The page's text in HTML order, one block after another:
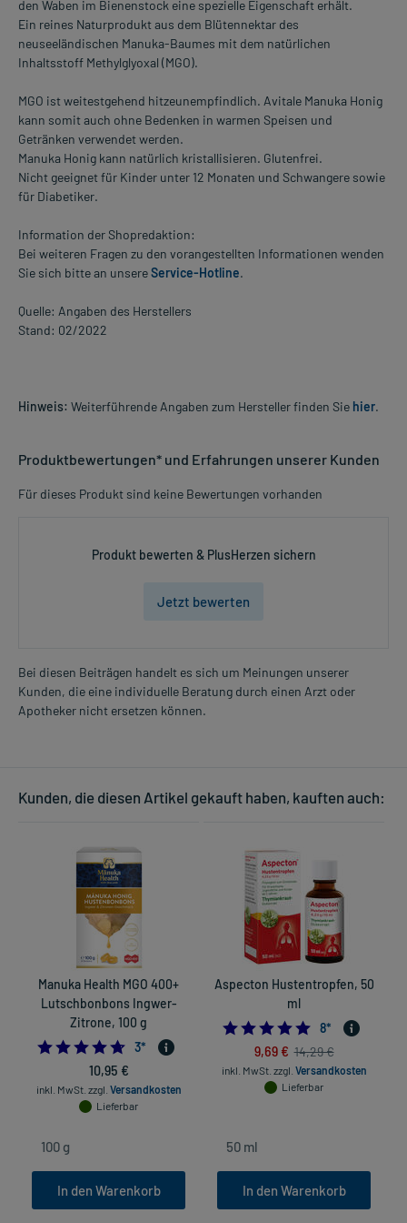
den Waben im Bienenstock eine spezielle Eigenschaft erhält.
Ein reines Naturprodukt aus dem Blütennektar des
neuseeländischen Manuka-Baumes mit dem natürlichen
Inhaltsstoff Methylglyoxal (MGO).
MGO ist weitestgehend hitzeunempfindlich. Avitale Manuka Honig
kann somit auch ohne Bedenken in warmen Speisen und
Getränken verwendet werden.
Manuka Honig kann natürlich kristallisieren. Glutenfrei.
Nicht geeignet für Kinder unter 12 Monaten und Schwangere sowie
für Diabetiker.
Information der Shopredaktion:
Bei weiteren Fragen zu den vorangestellten Informationen wenden
Sie sich bitte an unsereService-Hotline.
Quelle: Angaben des Herstellers
Stand: 02/2022
Hinweis: Weiterführende Angaben zum Hersteller finden Sie hier.
Produktbewertungen* und Erfahrungen unserer Kunden
Für dieses Produkt sind keine Bewertungen vorhanden
Produkt bewerten & PlusHerzen sichern
Jetzt bewerten
Bei diesen Beiträgen handelt es sich um Meinungen unserer
Kunden, die eine individuelle Beratung durch einen Arzt oder
Apotheker nicht ersetzen können.
Kunden, die diesen Artikel gekauft haben, kauften auch:
Manuka Health MGO 400+
Lutschbonbons Ingwer-
Zitrone, 100 g
4.666666666666667
3*
10,95 €
inkl. MwSt. zzgl. Versandkosten
Lieferbar
In den Warenkorb
Aspecton Hustentropfen, 50
ml
5.0
8*
9,69 € 14,29 €
inkl. MwSt. zzgl. Versandkosten
Lieferbar
In den Warenkorb